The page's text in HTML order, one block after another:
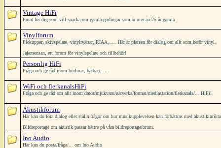
Vintage HiFi
Forat för dig som vill snacka om gamla godingar som är mer än 25 år gamla
Vinylforum
Pickupper, skivspelare, vinyltvättar, RIAA, .... Här är platsen för dialog om allt som berör vinyl.
Jajamensan, ett forum för vinylspelare och tillbehör!
Personlig HiFi
Fråga och ge råd inom hörlurar, bärbart, ....
WiFi och flerkanalsHiFi
Fråga och ge råd om allt inom dator/mjukvaru/nätverks/format/mediastation/flerkanals/... HiFi!
Akustikforum
Här kan du föra dialog eller ställa frågor om hur musikupplevelsen kan förbättras med
Bildreportage om akustik passar bättre på våra bildreportageforum.
Ino Audio
Här kan du posta/fråga/... om Ino Audio